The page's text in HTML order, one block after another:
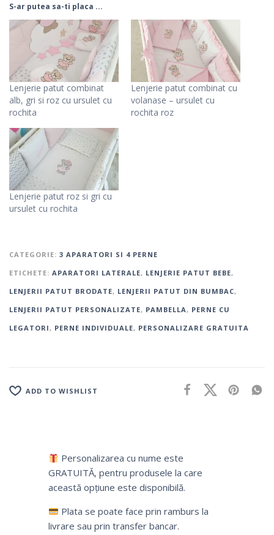
S-ar putea sa-ti placa ...
Lenjerie patut combinat
alb, gri si roz cu ursulet cu
rochita
Lenjerie patut combinat cu
volanase – ursulet cu
rochita roz
Lenjerie patut roz si gri cu
ursulet cu rochita
CATEGORIE: 3 APARATORI SI 4 PERNE
ETICHETE: APARATORI LATERALE, LENJERIE PATUT BEBE,
LENJERII PATUT BRODATE, LENJERII PATUT DIN BUMBAC,
LENJERII PATUT PERSONALIZATE, PAMBELLA, PERNE CU
LEGATORI, PERNE INDIVIDUALE, PERSONALIZARE GRATUITA
ADD TO WISHLIST
Personalizarea cu nume este
GRATUITĂ, pentru produsele la care
această opțiune este disponibilă.
Plata se poate face prin ramburs la
livrare sau prin transfer bancar.